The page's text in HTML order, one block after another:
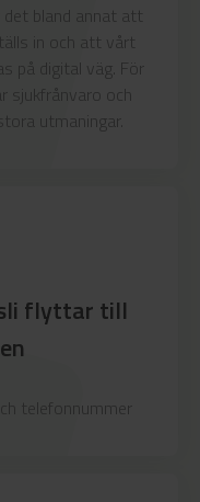
bland annat att
in och att vårt
på digital väg. För
sjukfrånvaro och
utmaningar.
flyttar till
telefonnummer